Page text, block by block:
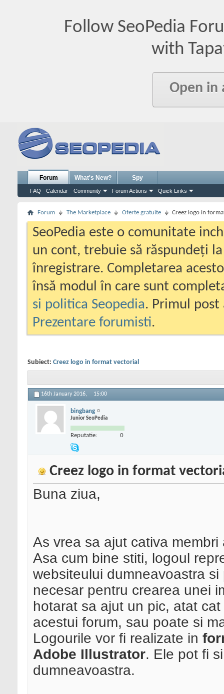
Follow SeoPedia
with
Open in
Forum
FAQ Calendar Community Forum Actions Quick Links
What's New? Spy
Forum The Marketplace Oferte gratuite Creez logo in
SeoPedia este o comunitate
un cont, trebuie să răspundeți
înregistrare. Completarea
însă modul în care sunt
si politica Seopedia. Primul
Prezentare forumisti.
Subiect: Creez logo in format vectorial
16th January 2016, 15:00
bingbang
Junior SeoPedia
Reputatie: 0
Creez logo in format
Buna ziua,
As vrea sa ajut cativa
Asa cum bine stiti, logoul
websiteului dumneavoastra
necesar pentru crearea unei
hotarat sa ajut un pic, atat
acestui forum, sau poate si
Logourile vor fi realizate in
Adobe Illustrator. Ele pot fi
dumneavoastra.